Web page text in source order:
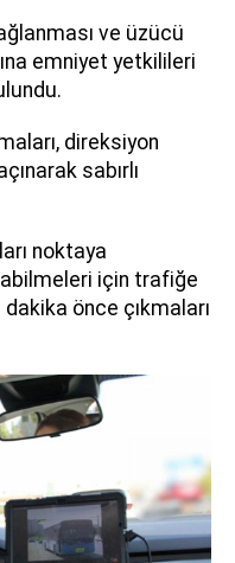
ve üzücü
emniyet yetkilileri
direksiyon
sabırlı
noktaya
için trafiğe
önce çıkmaları